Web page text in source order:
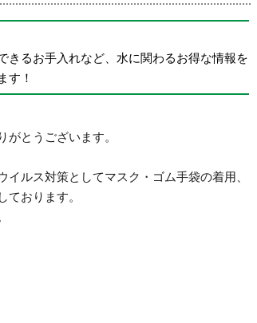
きるお手入れなど、水に関わるお得な情報を
す！
とうございます。
ルス対策としてマスク・ゴム手袋の着用、
おります。